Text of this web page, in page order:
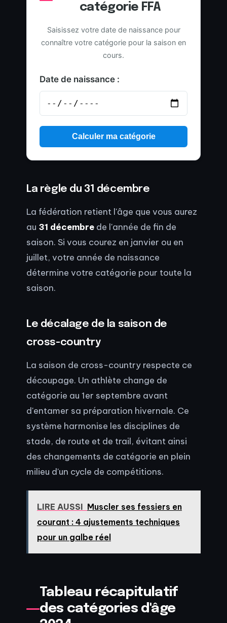
catégorie FFA
Saisissez votre date de naissance pour
connaître votre catégorie pour la saison en
cours.
Date de naissance :
Calculer ma catégorie
La règle du 31 décembre
La fédération retient l'âge que vous aurez
au 31 décembre de l'année de fin de
saison. Si vous courez en janvier ou en
juillet, votre année de naissance
détermine votre catégorie pour toute la
saison.
Le décalage de la saison de
cross-country
La saison de cross-country respecte ce
découpage. Un athlète change de
catégorie au 1er septembre avant
d'entamer sa préparation hivernale. Ce
système harmonise les disciplines de
stade, de route et de trail, évitant ainsi
des changements de catégorie en plein
milieu d'un cycle de compétitions.
LIRE AUSSI Muscler ses fessiers en
courant : 4 ajustements techniques
pour un galbe réel
Tableau récapitulatif
des catégories d'âge